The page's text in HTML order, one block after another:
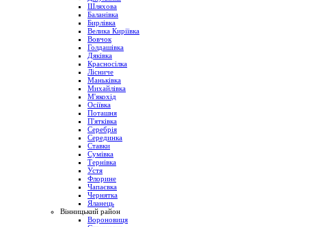
Шляхова
Баланівка
Бирлівка
Велика Киріївка
Вовчок
Голдашівка
Дяківка
Красносілка
Лісниче
Маньківка
Михайлівка
М'якохід
Осіївка
Поташня
П'ятківка
Серебрія
Серединка
Ставки
Сумівка
Тернівка
Устя
Флорине
Чапаєвка
Чернятка
Яланець
Вінницький район
Вороновиця